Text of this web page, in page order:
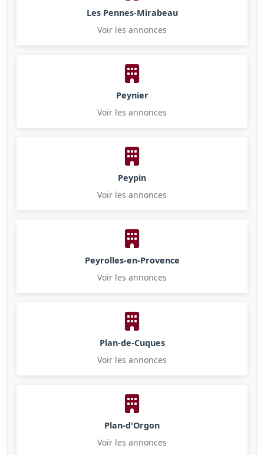
Les Pennes-Mirabeau
Voir les annonces
Peynier
Voir les annonces
Peypin
Voir les annonces
Peyrolles-en-Provence
Voir les annonces
Plan-de-Cuques
Voir les annonces
Plan-d'Orgon
Voir les annonces